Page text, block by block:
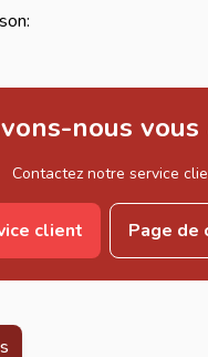
nous vous
Contactez notre service
client Page de